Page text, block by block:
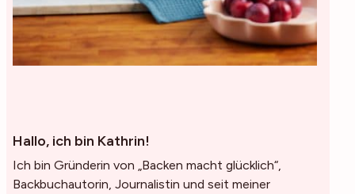
Hallo, ich bin Kathrin!
Ich bin Gründerin von „Backen macht glücklich“,
Backbuchautorin, Journalistin und seit meiner